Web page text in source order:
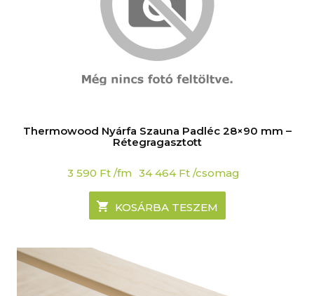
Thermowood Nyárfa Szauna Padléc 28×90 mm –
Rétegragasztott
3 590 Ft /fm 34 464 Ft /csomag
KOSÁRBA TESZEM